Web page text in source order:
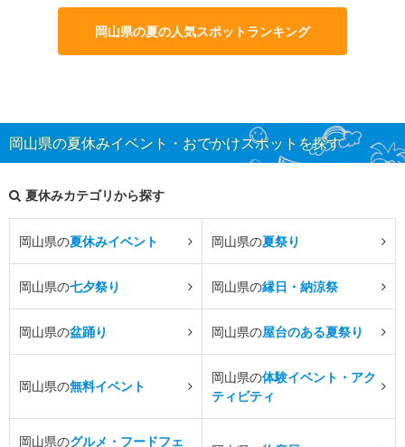
岡山県の夏の人気スポットランキング
岡山県の夏休みイベント・おでかけスポットを探す
夏休みカテゴリから探す
岡山県の夏休みイベント 岡山県の夏祭り
岡山県の七夕祭り 岡山県の縁日・納涼祭
岡山県の盆踊り 岡山県の屋台のある夏祭り
岡山県の無料イベント
岡山県の体験イベント・アク
ティビティ
岡山県のグルメ・フードフェ